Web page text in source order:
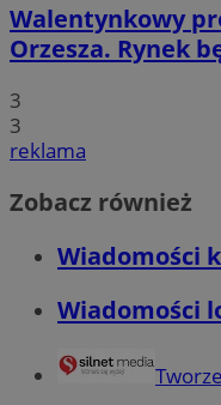
Walentynkowy
Orzesza. Rynek
3
3
reklama
Zobacz również
Wiadomości
Wiadomości